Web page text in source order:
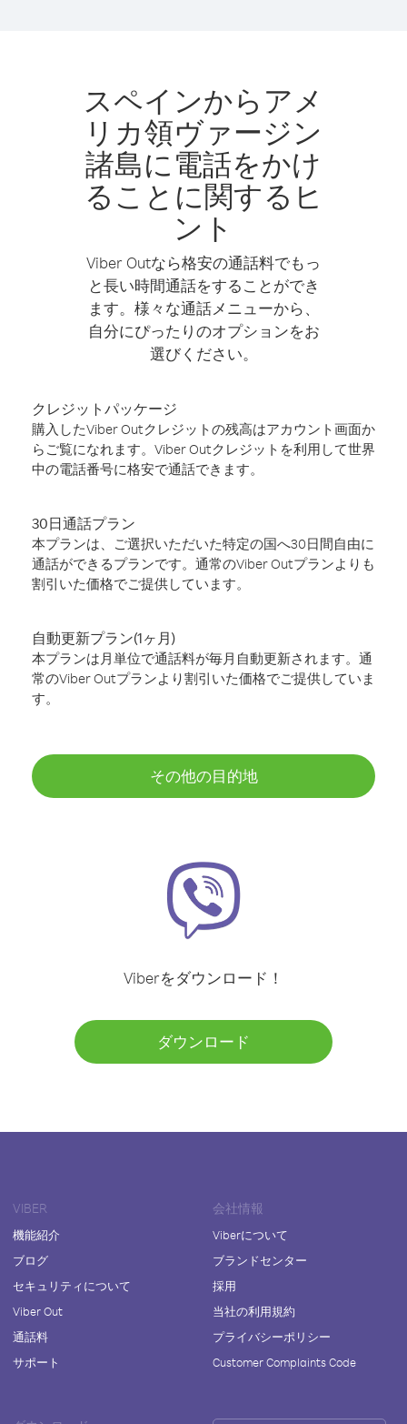
スペインからアメ
リカ領ヴァージン
諸島に電話をかけ
ることに関するヒ
ント
Viber Outなら格安の通話料でもっ
と長い時間通話をすることができ
ます。様々な通話メニューから、
自分にぴったりのオプションをお
選びください。
クレジットパッケージ
購入したViber Outクレジットの残高はアカウント画面か
らご覧になれます。Viber Outクレジットを利用して世界
中の電話番号に格安で通話できます。
30日通話プラン
本プランは、ご選択いただいた特定の国へ30日間自由に
通話ができるプランです。通常のViber Outプランよりも
割引いた価格でご提供しています。
自動更新プラン(1ヶ月)
本プランは月単位で通話料が毎月自動更新されます。通
常のViber Outプランより割引いた価格でご提供していま
す。
その他の目的地
Viberをダウンロード！
ダウンロード
VIBER
機能紹介
ブログ
セキュリティについて
Viber Out
通話料
サポート
会社情報
Viberについて
ブランドセンター
採用
当社の利用規約
プライバシーポリシー
Customer Complaints Code